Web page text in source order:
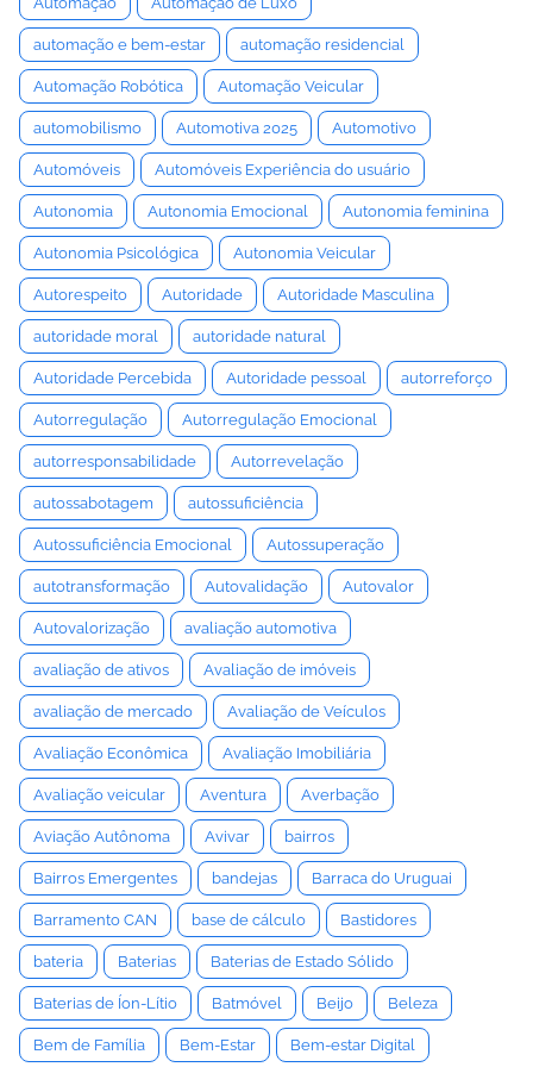
automação e bem-estar automação residencial
Automação Robótica Automação Veicular
automobilismo Automotiva 2025 Automotivo
Automóveis Automóveis Experiência do usuário
Autonomia Autonomia Emocional Autonomia feminina
Autonomia Psicológica Autonomia Veicular
Autorespeito Autoridade Autoridade Masculina
autoridade moral autoridade natural
Autoridade Percebida Autoridade pessoal autorreforço
Autorregulação Autorregulação Emocional
autorresponsabilidade Autorrevelação
autossabotagem autossuficiência
Autossuficiência Emocional Autossuperação
autotransformação Autovalidação Autovalor
Autovalorização avaliação automotiva
avaliação de ativos Avaliação de imóveis
avaliação de mercado Avaliação de Veículos
Avaliação Econômica Avaliação Imobiliária
Avaliação veicular Aventura Averbação
Aviação Autônoma Avivar bairros
Bairros Emergentes bandejas Barraca do Uruguai
Barramento CAN base de cálculo Bastidores
bateria Baterias Baterias de Estado Sólido
Baterias de Íon-Lítio Batmóvel Beijo Beleza
Bem de Família Bem-Estar Bem-estar Digital